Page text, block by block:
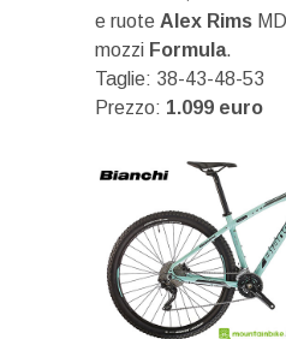
e ruote Alex Rims
mozzi Formula.
Taglie: 38-43-48-53
Prezzo: 1.099 euro